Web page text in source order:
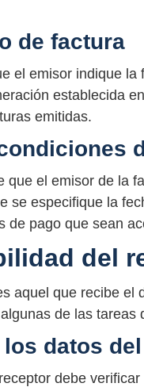
de factura
el emisor indique
establecida
emitidas.
que el emisor de la
se especifique la
de pago que sean
del
aquel que recibe el
de las
datos
debe